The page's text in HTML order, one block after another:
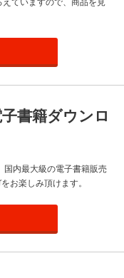
書籍ダウンロ
内最大級の電子書籍販売
お楽しみ頂けます。